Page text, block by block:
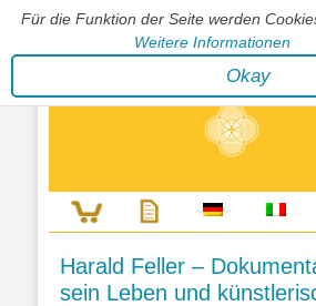
Für die Funktion der Seite werden
Weitere Informationen
Okay
Stephan Wunderlich
Literatur zur Förderung der
Harald Feller –
sein Leben und